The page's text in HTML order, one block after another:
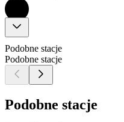
Podobne stacje
Podobne stacje
Podobne stacje